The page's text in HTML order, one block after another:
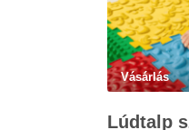
Vásárlás